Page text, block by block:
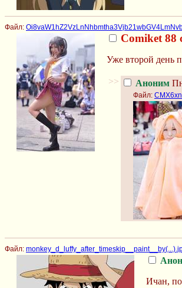
Файл:
Comiket 88
Уже второй день
>> Аноним
Файл:
Файл:
Ичан,